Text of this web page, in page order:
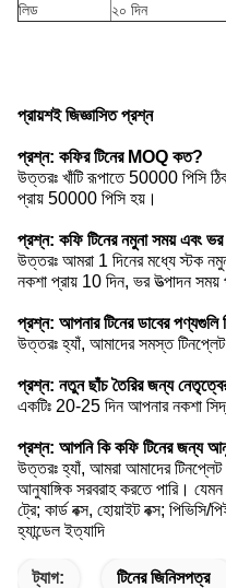
লিড
২০ দিন
প্রায়শই জিজ্ঞাসিত প্রশ্ন
প্রশ্ন: কফির টিনের MOQ কত?
উত্তরঃ খাঁটি রূপাতে 50000 পিসি
প্রায় 50000 পিসি হয়।
প্রশ্ন: কফি টিনের নমুনা সময় এবং
উত্তরঃ আমরা 1 দিনের মধ্যে স্টক
নকশা প্রায় 10 দিন, ভর উত্পাদন
প্রশ্ন: আপনার টিনের ডাবের পণ্যগুলি
উত্তরঃ হ্যাঁ, আমাদের সমস্ত
প্রশ্ন: নতুন ছাঁচ তৈরির জন্য
একটিঃ 20-25 দিন আপনার নকশা
প্রশ্ন: আপনি কি কফি টিনের জন্য
উত্তরঃ হ্যাঁ, আমরা আমাদের টিনপ্লেট
আনুষাঙ্গিক সরবরাহ করতে পারি।
ট্রে; কার্ড বক্স, হোয়াইট বক্স;
হ্যান্ডেল ইত্যাদি
ট্যাগ: টিনের জিনিসপত্র